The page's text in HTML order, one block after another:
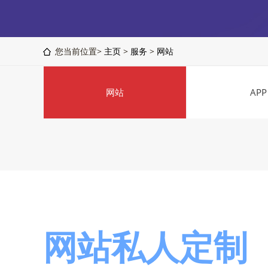
您当前位置> 主页 > 服务 > 网站
网站 APP
网站私人定制